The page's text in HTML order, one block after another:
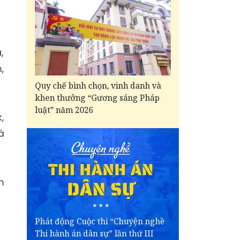
Quy chế bình chọn, vinh danh và
khen thưởng “Gương sáng Pháp
luật” năm 2026
Phát động Cuộc thi “Chuyện nghề
Thi hành án dân sự” lần thứ III